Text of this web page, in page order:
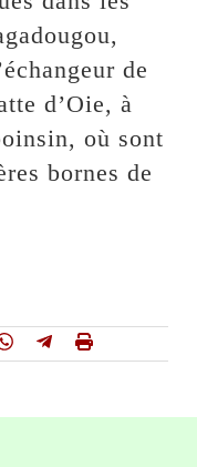
de
d’Oie, à
où sont
bornes de